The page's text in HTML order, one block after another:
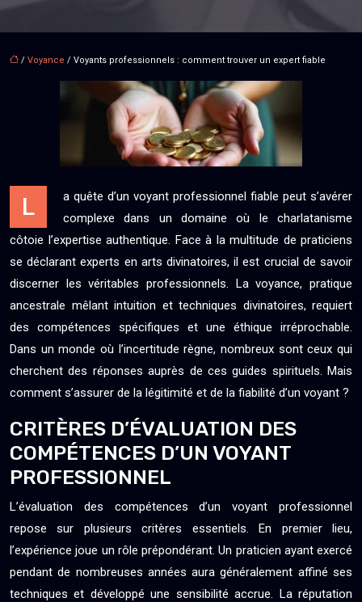
/ Voyance / Voyants professionnels : comment trouver un expert fiable
L
a quête d’un voyant professionnel fiable peut s’avérer
complexe dans un domaine où le charlatanisme
côtoie l’expertise authentique. Face à la multitude de praticiens
se déclarant experts en arts divinatoires, il est crucial de savoir
discerner les véritables professionnels. La voyance, pratique
ancestrale mêlant intuition et techniques divinatoires, requiert
des compétences spécifiques et une éthique irréprochable.
Dans un monde où l’incertitude règne, nombreux sont ceux qui
cherchent des réponses auprès de ces guides spirituels. Mais
comment s’assurer de la légitimité et de la fiabilité d’un voyant ?
CRITÈRES D’ÉVALUATION DES
COMPÉTENCES D’UN VOYANT
PROFESSIONNEL
L’évaluation des compétences d’un voyant professionnel
repose sur plusieurs critères essentiels. En premier lieu,
l’expérience joue un rôle prépondérant. Un praticien ayant exercé
pendant de nombreuses années aura généralement affiné ses
techniques et développé une sensibilité accrue. La réputation